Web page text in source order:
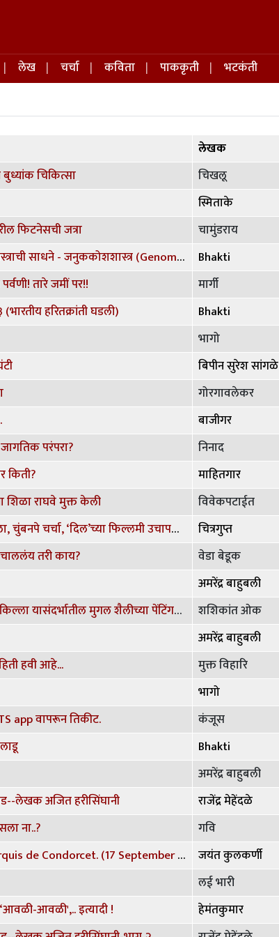
लेख चर्चा कविता पाककृती
भटकंती
लेखक
चिकित्सा चिखलू
स्मिताके
फिटनेसची जत्रा चामुंडराय
आधुनिक जीवशास्त्राची साधने - जनुककोशशास्त्र (Genomics) (ऐसी अक्षरे...मेळवीन-१५) Bhakti
तारे जमीं पर!! मार्गी
हरितक्रांती घडली) Bhakti
भागो
बिपीन सुरेश सांगळे
गोरगावलेकर
बाजीगर
परंपरा? निनाद
किती? माहितगार
शिळा राघवे मुक्त केली विवेकपटाईत
शृंगारिक चित्रकला, चुंबनपे चर्चा, ‘दिल’च्या फिल्लमी उचापती वगैरे वगैरे चित्रगुप्त
चाललंय तरी काय? वेडा बेडूक
अमरेंद्र बाहुबली
ताजमहाल, लालकिल्ला यासंदर्भातील मुगल शैलीच्या पेंटिंगवर भाष्य शशिकांत ओक
अमरेंद्र बाहुबली
हवी आहे... मुक्त विहारि
भागो
app वापरून तिकीट. कंजूस
Bhakti
अमरेंद्र बाहुबली
लेखक अजित हरीसिंघानी राजेंद्र मेहेंदळे
ना..? गवि
‘‘कोन्डोसे - Marquis de Condorcet. (17 September 1743 – 29 March 1794) जयंत कुलकर्णी
लई भारी
आवळी',.. इत्यादी ! हेमंतकुमार